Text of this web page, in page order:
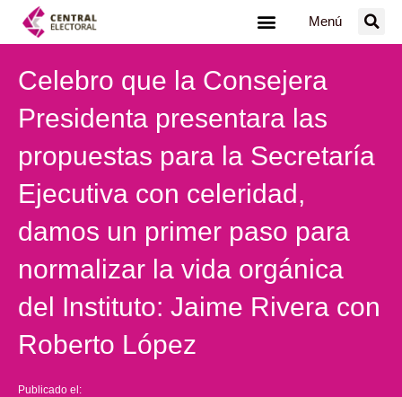
Menú
Celebro que la Consejera
Presidenta presentara las
propuestas para la Secretaría
Ejecutiva con celeridad,
damos un primer paso para
normalizar la vida orgánica
del Instituto: Jaime Rivera con
Roberto López
Publicado el: